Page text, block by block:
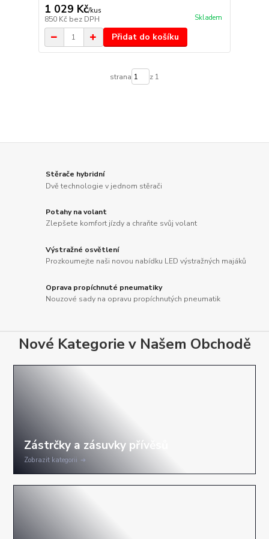
1 029 Kč/kus
850 Kč bez DPH Skladem
Přidat do košíku
strana z 1
Stěrače hybridní
Dvě technologie v jednom stěrači
Potahy na volant
Zlepšete komfort jízdy a chraňte svůj volant
Výstražné osvětlení
Prozkoumejte naši novou nabídku LED výstražných majáků
Oprava propíchnuté pneumatiky
Nouzové sady na opravu propíchnutých pneumatik
Nové Kategorie v Našem Obchodě
Zobrazit kategorii